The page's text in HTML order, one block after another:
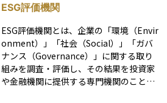
ESG評価機関
ESG評価機関とは、企業の「環境（Envir
onment）」「社会（Social）」「ガバ
ナンス（Governance）」に関する取り
組みを調査・評価し、その結果を投資家
や金融機関に提供する専門機関のことで